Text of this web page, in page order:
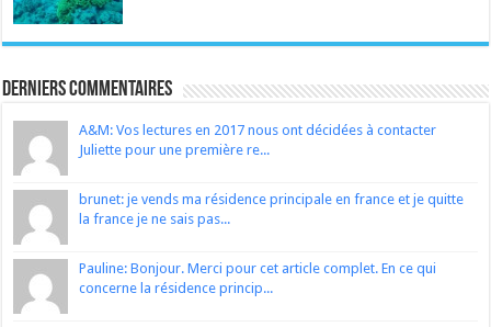
Derniers Commentaires
A&M: Vos lectures en 2017 nous ont décidées à contacter
Juliette pour une première re...
brunet: je vends ma résidence principale en france et je quitte
la france je ne sais pas...
Pauline: Bonjour. Merci pour cet article complet. En ce qui
concerne la résidence princip...